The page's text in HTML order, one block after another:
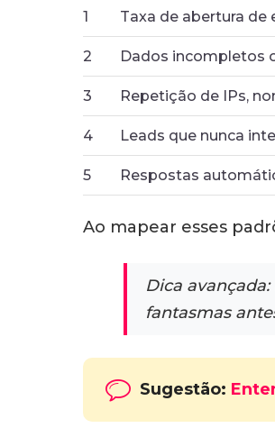
1 Taxa de abertura
2 Dados incompletos
3 Repetição de IPs,
4 Leads que nunca
5 Respostas
Ao mapear esses
Dica
fantasmas
Sugestão: